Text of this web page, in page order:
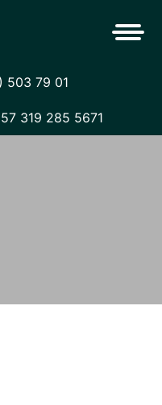
503 79 01
319 285 5671